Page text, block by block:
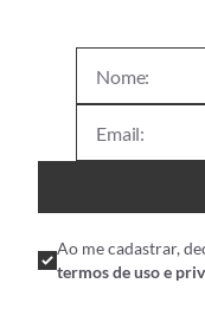
Ao me cadastrar,
termos de uso e